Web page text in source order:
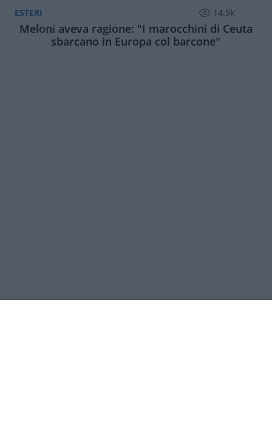
ESTERI 14.9k
Meloni aveva ragione: "I marocchini di Ceuta
sbarcano in Europa col barcone"